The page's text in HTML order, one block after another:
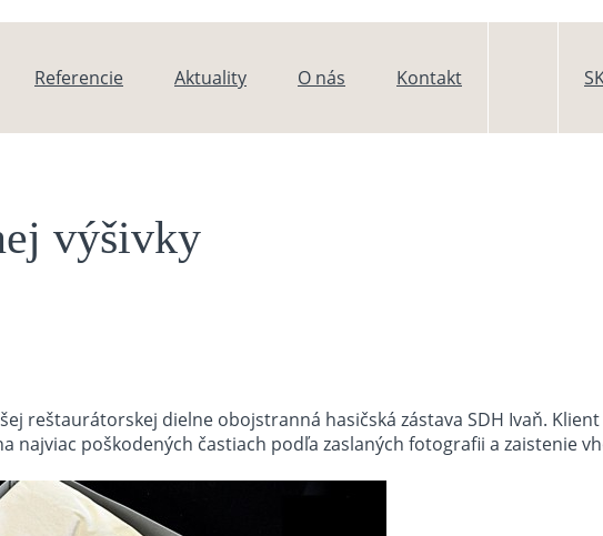
Referencie Aktuality O nás Kontakt
výšivky
reštaurátorskej dielne obojstranná hasičská zástava SDH Ivaň.
najviac poškodených častiach podľa zaslaných fotografii a zaistenie